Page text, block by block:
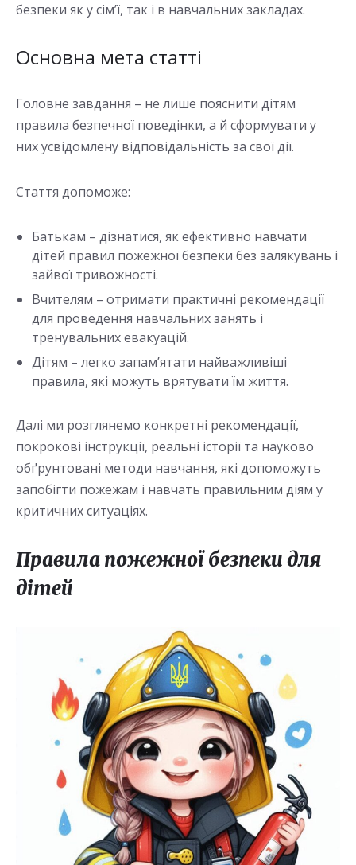
безпеки як у сім’ї, так і в навчальних закладах.
Основна мета статті
Головне завдання – не лише пояснити дітям
правила безпечної поведінки, а й сформувати у
них усвідомлену відповідальність за свої дії.
Стаття допоможе:
Батькам – дізнатися, як ефективно навчати
дітей правил пожежної безпеки без залякувань і
зайвої тривожності.
Вчителям – отримати практичні рекомендації
для проведення навчальних занять і
тренувальних евакуацій.
Дітям – легко запам’ятати найважливіші
правила, які можуть врятувати їм життя.
Далі ми розглянемо конкретні рекомендації,
покрокові інструкції, реальні історії та науково
обґрунтовані методи навчання, які допоможуть
запобігти пожежам і навчать правильним діям у
критичних ситуаціях.
Правила пожежної безпеки для
дітей